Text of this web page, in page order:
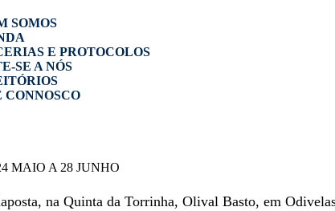
SOMOS
E PROTOCOLOS
SE A NÓS
CONNOSCO
MAIO A 28 JUNHO
na Quinta da Torrinha, Olival Basto, em